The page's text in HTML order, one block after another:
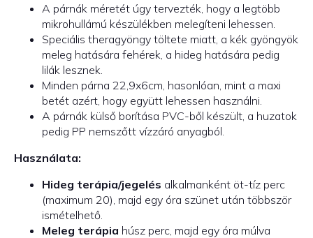
A párnák méretét úgy tervezték, hogy a legtöbb
mikrohullámú készülékben melegíteni lehessen.
Speciális theragyöngy töltete miatt, a kék gyöngyök
meleg hatására fehérek, a hideg hatására pedig
lilák lesznek.
Minden párna 22,9x6cm, hasonlóan, mint a maxi
betét azért, hogy együtt lehessen használni.
A párnák külső borítása PVC-ből készült, a huzatok
pedig PP nemszőtt vízzáró anyagból.
Használata:
Hideg terápia/jegelés alkalmanként öt-tíz perc
(maximum 20), majd egy óra szünet után többször
ismételhető.
Meleg terápia húsz perc, majd egy óra múlva